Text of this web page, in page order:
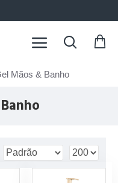
Mãos & Banho